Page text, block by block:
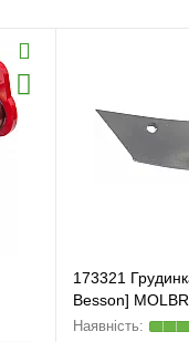
173321
Besson]